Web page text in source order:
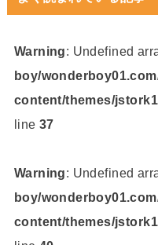
Warning: Undefined
boy/
content/themes/
line 37
Warning: Undefined
boy/
content/themes/